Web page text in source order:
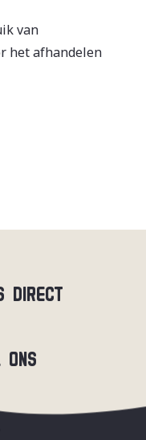
van
het afhandelen
DIRECT